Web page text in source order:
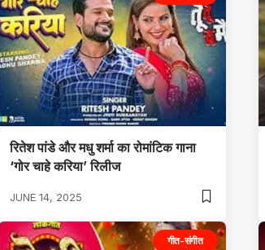
रितेश पांडे और मधु शर्मा का रोमांटिक गाना
‘गोर चाहे करिया’ रिलीज
JUNE 14, 2025
गीत-संगीत